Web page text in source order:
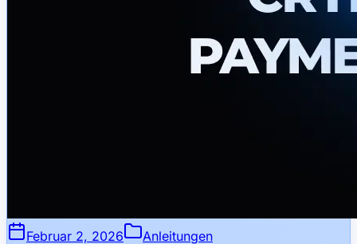
Februar 2, 2026 Anleitungen